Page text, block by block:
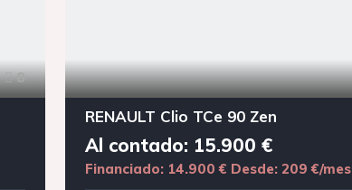
8
RENAULT Clio TCe 90 Zen
Al contado: 15.900 €
Financiado: 14.900 € Desde: 209 €/mes